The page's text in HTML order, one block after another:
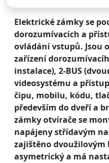
Elektrické zámky se
dorozumívacích a
ovládání vstupů. Jsou
zařízení
instalace), 2-BUS
videosystému a
čipu, mobilu, kódu,
především do dveří a
zámky otvírače se
napájeny střídavým
zajištěno dvoužilovým
asymetrický a má